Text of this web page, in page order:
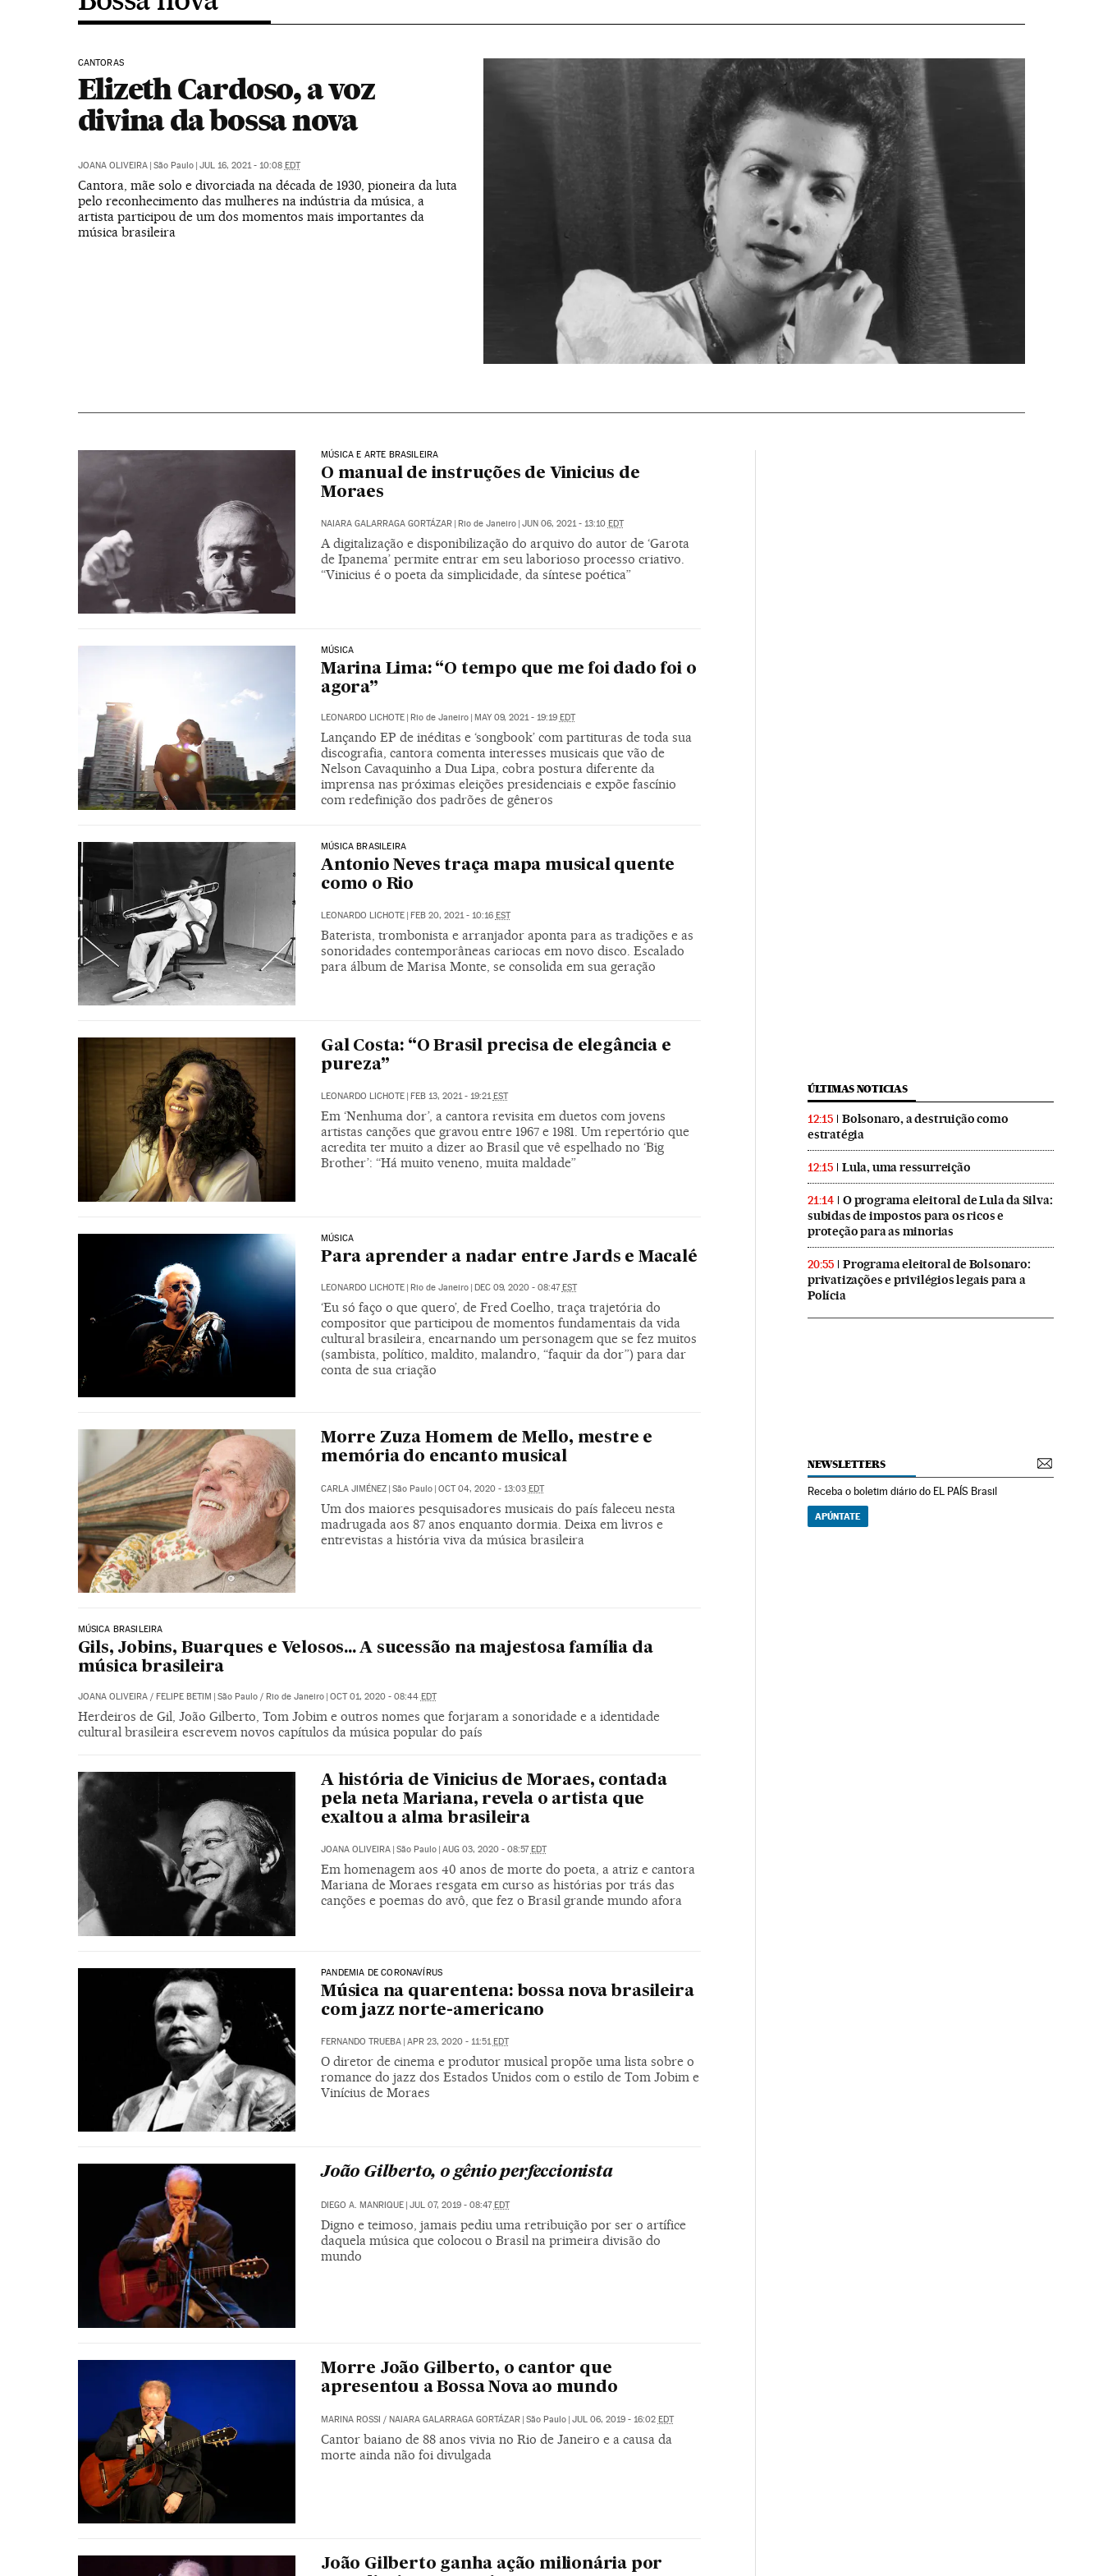
CANTORAS
Elizeth Cardoso, a voz
divina da bossa nova
JOANA OLIVEIRA | São Paulo | JUL 16, 2021 - 10:08 EDT
Cantora, mãe solo e divorciada na década de 1930, pioneira da luta
pelo reconhecimento das mulheres na indústria da música, a
artista participou de um dos momentos mais importantes da
música brasileira
MÚSICA E ARTE BRASILEIRA
O manual de instruções de Vinicius de
Moraes
NAIARA GALARRAGA GORTÁZAR | Rio de Janeiro | JUN 06, 2021 - 13:10 EDT
A digitalização e disponibilização do arquivo do autor de ‘Garota
de Ipanema’ permite entrar em seu laborioso processo criativo.
“Vinicius é o poeta da simplicidade, da síntese poética”
MÚSICA
Marina Lima: “O tempo que me foi dado foi o
agora”
LEONARDO LICHOTE Rio de Janeiro MAY 09, 2021 - 19:19 EDT
Lançando EP de inéditas e ‘songbook’ com partituras de toda sua
discografia, cantora comenta interesses musicais que vão de
Nelson Cavaquinho a Dua Lipa, cobra postura diferente da
imprensa nas próximas eleições presidenciais e expõe fascínio
com redefinição dos padrões de gêneros
MÚSICA BRASILEIRA
Antonio Neves traça mapa musical quente
como o Rio
LEONARDO LICHOTE | FEB 20, 2021 - 10:16 EST
Baterista, trombonista e arranjador aponta para as tradições e as
sonoridades contemporâneas cariocas em novo disco. Escalado
para álbum de Marisa Monte, se consolida em sua geração
Gal Costa: “O Brasil precisa de elegância e
pureza”
LEONARDO LICHOTE | FEB 13, 2021 - 19:21EST
Em ‘Nenhuma dor’, a cantora revisita em duetos com jovens
artistas canções que gravou entre 1967 e 1981. Um repertório que
acredita ter muito a dizer ao Brasil que vê espelhado no ‘Big
Brother’: “Há muito veneno, muita maldade”
MÚSICA
Para aprender a nadar entre Jards e Macalé
LEONARDO LICHOTE | Rio de Janeiro | DEC 09, 2020 - 08:47EST
‘Eu só faço o que quero’, de Fred Coelho, traça trajetória do
compositor que participou de momentos fundamentais da vida
cultural brasileira, encarnando um personagem que se fez muitos
(sambista, político, maldito, malandro, “faquir da dor”) para dar
conta de sua criação
Morre Zuza Homem de Mello, mestre e
memória do encanto musical
CARLA JIMÉNEZ | São Paulo | OCT 04, 2020 - 13:03 EDT
Um dos maiores pesquisadores musicais do país faleceu nesta
madrugada aos 87 anos enquanto dormia. Deixa em livros e
entrevistas a história viva da música brasileira
MÚSICA BRASILEIRA
Gils, Jobins, Buarques e Velosos... A sucessão na majestosa família da
música brasileira
JOANA OLIVEIRA/ FELIPE BETIM São Paulo / Rio de Janeiro OCT 01, 2020 - 08:44 EDT
Herdeiros de Gil, João Gilberto, Tom Jobim e outros nomes que forjaram a sonoridade e a identidade
cultural brasileira escrevem novos capítulos da música popular do país
A história de Vinicius de Moraes, contada
pela neta Mariana, revela o artista que
exaltou a alma brasileira
JOANA OLIVEIRA São Paulo AUG 03, 2020 - 08:57 EDT
Em homenagem aos 40 anos de morte do poeta, a atriz e cantora
Mariana de Moraes resgata em curso as histórias por trás das
canções e poemas do avô, que fez o Brasil grande mundo afora
PANDEMIA DE CORONAVÍRUS
Música na quarentena: bossa nova brasileira
com jazz norte-americano
FERNANDO TRUEBA | APR 23, 2020 - 11:51EDT
O diretor de cinema e produtor musical propõe uma lista sobre o
romance do jazz dos Estados Unidos com o estilo de Tom Jobim e
Vinícius de Moraes
João Gilberto, o gênio perfeccionista
DIEGO A. MANRIQUE JUL 07, 2019 - 08:47 EDT
Digno e teimoso, jamais pediu uma retribuição por ser o artífice
daquela música que colocou o Brasil na primeira divisão do
mundo
Morre João Gilberto, o cantor que
apresentou a Bossa Nova ao mundo
MARINA ROSSI / NAIARA GALARRAGA GORTÁZAR São Paulo JUL 06, 2019 - 16:02 EDT
Cantor baiano de 88 anos vivia no Rio de Janeiro e a causa da
morte ainda não foi divulgada
João Gilberto ganha ação milionária por
ÚLTIMAS NOTICIAS
12:15
Bolsonaro, a destruição como
estratégia
12:15 Lula, uma ressurreição
21:14
O programa eleitoral de Lula da Silva:
subidas de impostos para os ricos e
proteção para as minorias
20:55
Programa eleitoral de Bolsonaro:
privatizações e privilégios legais para a
Polícia
NEWSLETTERS
Receba o boletim diário do EL PAÍS Brasil
APÚNTATE